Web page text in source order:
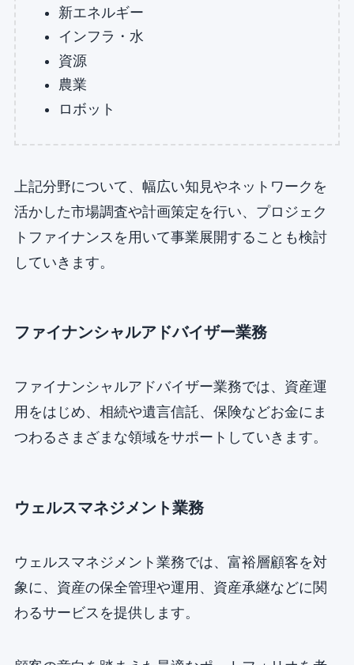
新エネルギー
インフラ・水
資源
農業
ロボット
上記分野について、幅広い知見やネットワークを
活かした市場調査や計画策定を行い、プロジェク
トファイナンスを用いて事業展開することも検討
していきます。
ファイナンシャルアドバイザー業務
ファイナンシャルアドバイザー業務では、資産運
用をはじめ、相続や遺言信託、保険などお金にま
つわるさまざまな領域をサポートしていきます。
ウェルスマネジメント業務
ウェルスマネジメント業務では、富裕層顧客を対
象に、資産の保全管理や運用、資産承継などに関
わるサービスを提供します。